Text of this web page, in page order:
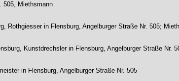
505, Miethsmann
Rothgiesser in Flensburg, Angelburger Straße Nr. 505;
Kunstdrechsler in Flensburg, Angelburger Straße Nr.
in Flensburg, Angelburger Straße Nr. 505